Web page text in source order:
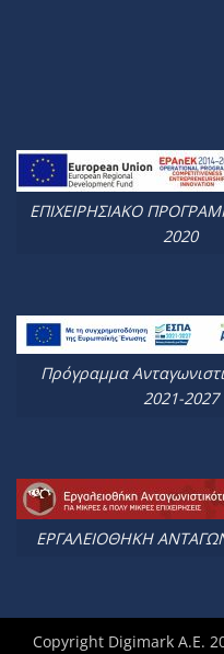
ΕΠΙΧΕΙΡΗΣΙΑΚΟ
2020
Πρόγραμμα
2021-2027
ΕΡΓΑΛΕΙΟΘΗΚΗ
Copyright Digimark A.E.